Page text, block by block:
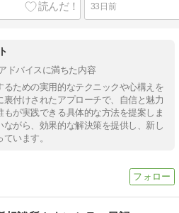
33日前
ドバイスに満ちた内容
ための実用的なテクニックや心構えを
付けされたアプローチで、自信と魅力
が実践できる具体的な方法を提案しま
がら、効果的な解決策を提供し、新し
います。